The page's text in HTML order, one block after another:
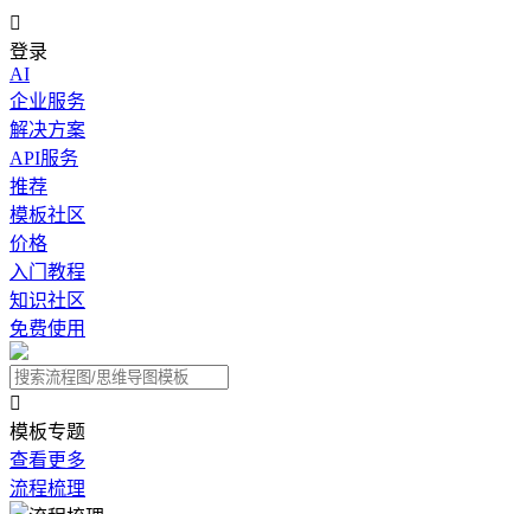

登录
AI
企业服务
解决方案
API服务
推荐
模板社区
价格
入门教程
知识社区
免费使用

模板专题
查看更多
流程梳理